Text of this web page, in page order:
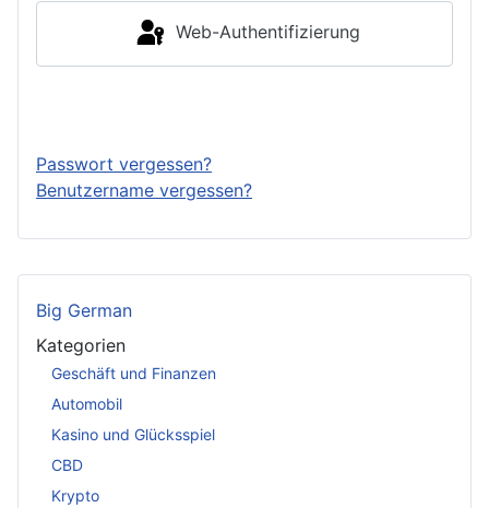
Big German
Kategorien
Geschäft und Finanzen
Automobil
Kasino und Glücksspiel
CBD
Krypto
Web-Authentifizierung
Passwort vergessen?
Benutzername vergessen?